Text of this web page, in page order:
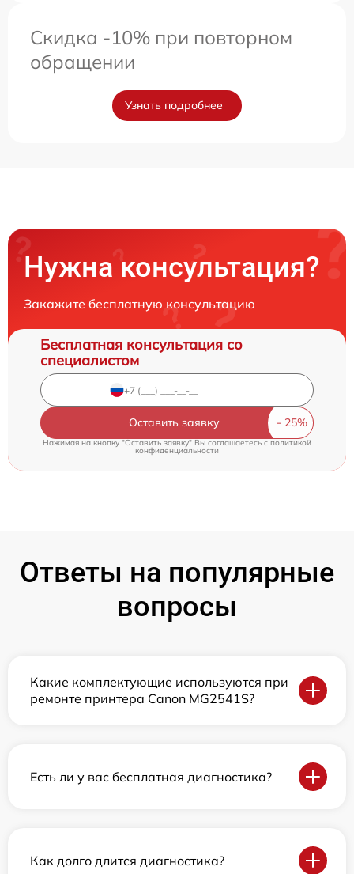
Скидка -10% при повторном
обращении
Узнать подробнее
Нужна консультация?
Закажите бесплатную консультацию
Бесплатная консультация со
специалистом
Оставить заявку
Нажимая на кнопку "Оставить заявку" Вы соглашаетесь c политикой
конфиденциальности
Ответы на популярные
вопросы
Какие комплектующие используются при
ремонте принтера Canon MG2541S?
Есть ли у вас бесплатная диагностика?
Как долго длится диагностика?